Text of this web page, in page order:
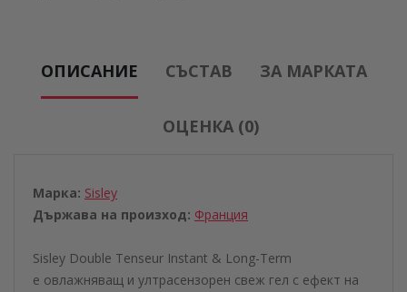
ОПИСАНИЕ СЪСТАВ ЗА МАРКАТА
ОЦЕНКА (0)
Марка: Sisley
Държава на произход: Франция
Sisley Double Tenseur Instant & Long-Term
e овлажняващ и ултрасензорен свеж гел с ефект на